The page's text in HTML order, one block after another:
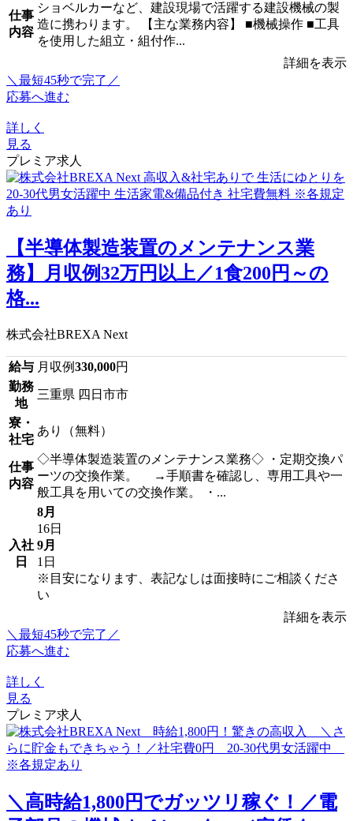
仕事
内容
ショベルカーなど、建設現場で活躍する建設機械の製
造に携わります。 【主な業務内容】 ■機械操作 ■工具
を使用した組立・組付作...
詳細を表示
＼最短45秒で完了／
応募へ進む
詳しく
見る
プレミア求人
【半導体製造装置のメンテナンス業
務】月収例32万円以上／1食200円～の
格...
株式会社BREXA Next
給与 月収例330,000円
勤務
地
三重県 四日市市
寮・
社宅
あり（無料）
仕事
内容
◇半導体製造装置のメンテナンス業務◇ ・定期交換パ
ーツの交換作業。 →手順書を確認し、専用工具や一
般工具を用いての交換作業。 ・...
入社
日
8月
16日
9月
1日
※目安になります、表記なしは面接時にご相談くださ
い
詳細を表示
＼最短45秒で完了／
応募へ進む
詳しく
見る
プレミア求人
＼高時給1,800円でガッツリ稼ぐ！／電